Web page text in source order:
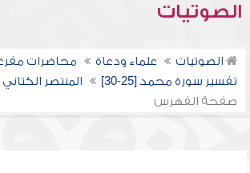
الصوتيات
الصوتيات علماء ودعاة
محاضرات
تفسير سورة محمد [25-30]
المنتصر الكتاني
صفحة الفهرس